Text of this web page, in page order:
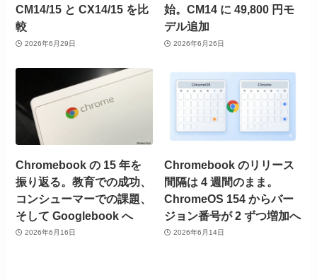
CM14/15 と CX14/15 を比
較
2026年6月29日
始。CM14 に 49,800 円モ
デル追加
2026年6月26日
Chromebook の 15 年を
振り返る。教育での成功、
コンシューマーでの課題、
そして Googlebook へ
2026年6月16日
Chromebook のリリース
間隔は 4 週間のまま。
ChromeOS 154 からバー
ジョン番号が 2 ずつ増加へ
2026年6月14日